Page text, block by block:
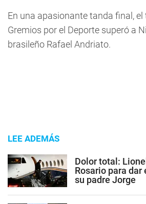
En una apasionante tanda final,
Gremios por el Deporte superó a
brasileño Rafael Andriato.
LEE ADEMÁS
Dolor total:
Rosario para
su padre Jorge